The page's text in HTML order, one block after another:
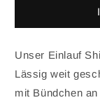
Unser Einlauf
Lässig weit
mit Bündchen